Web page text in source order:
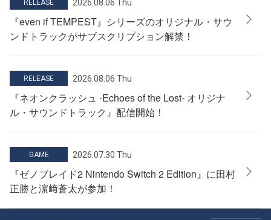
RELEASE 2026.08.06 Thu
『even if TEMPEST』シリーズのオリジナル・サウ
ンドトラックがサブスクリプション解禁！
RELEASE 2026.08.06 Thu
『ネオンクラッシュ -Echoes of the Lost- オリジナ
ル・サウンドトラック』配信開始！
GAME 2026.07.30 Thu
『ゼノブレイド2 Nintendo Switch 2 Edition』に田村
正勝と濵﨑蒼太が参加！